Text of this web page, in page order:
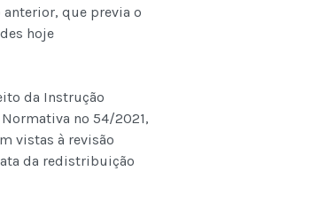
que previa o
hoje
da Instrução
nº 54/2021,
vistas à revisão
da redistribuição